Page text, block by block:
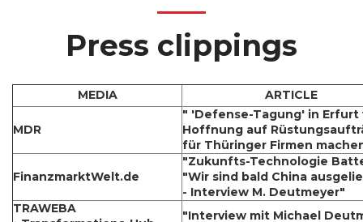
Press clippings
MEDIA ARTICLE
MDR
" 'Defense-Tagung' in Erfurt
Hoffnung auf
für Thüringer Firmen
FinanzmarktWelt.de
"Zukunfts-Technologie
"Wir sind bald China
- Interview M. Deutmeyer"
TRAWEBA
"Interview mit Michael